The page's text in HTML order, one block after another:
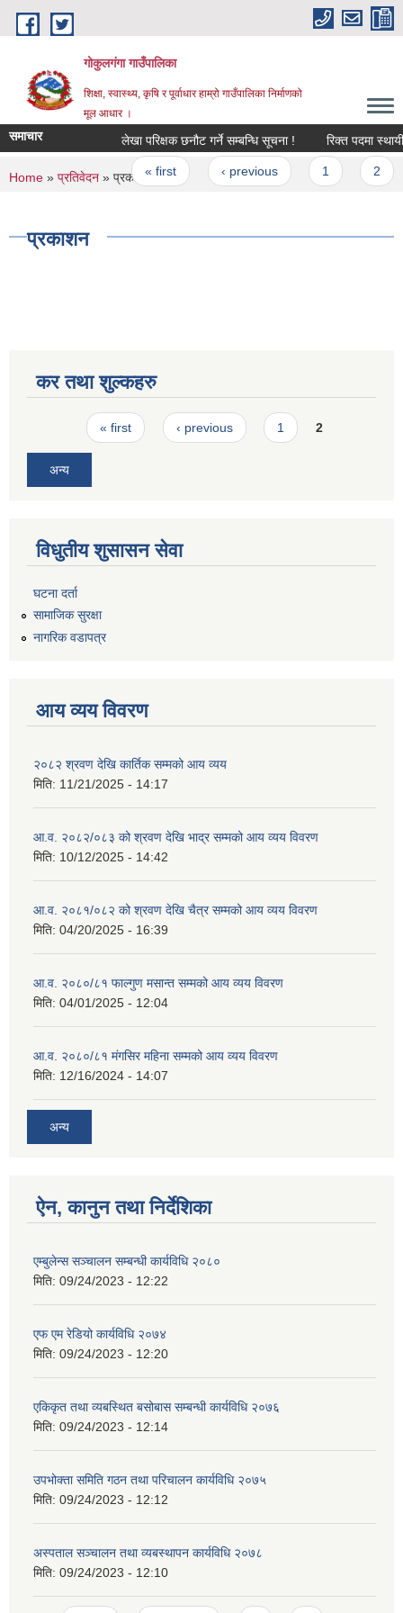
Skip to main content
गोकुलगंगा गाउँपालिका
शिक्षा, स्वास्थ्य, कृषि र पूर्वाधार हाम्रो गाउँपालिका निर्माणको
मूल आधार ।
समाचार लेखा परिक्षक छनौट गर्ने सम्बन्धि सूचना ! रिक्त पदमा
Pages
« first ‹ previous
You are here
Home » प्रतिवेदन » प्रकाशन
प्रकाशन
कर तथा शुल्कहरु
Pages« first ‹ previous 1 2
अन्य
विधुतीय शुसासन सेवा
घटना दर्ता
सामाजिक सुरक्षा
नागरिक वडापत्र
आय व्यय विवरण
२०८२ श्रवण देखि कार्तिक सम्मको आय व्यय
मिति: 11/21/2025 - 14:17
आ.व. २०८२/०८३ को श्रवण देखि भाद्र सम्मको आय व्यय विवरण
मिति: 10/12/2025 - 14:42
आ.व. २०८१/०८२ को श्रवण देखि चैत्र सम्मको आय व्यय विवरण
मिति: 04/20/2025 - 16:39
आ.व. २०८०/८१ फाल्गुण मसान्त सम्मको आय व्यय विवरण
मिति: 04/01/2025 - 12:04
आ.व. २०८०/८१ मंगसिर महिना सम्मको आय व्यय विवरण
मिति: 12/16/2024 - 14:07
अन्य
ऐन, कानुन तथा निर्देशिका
एम्बुलेन्स सञ्चालन सम्बन्धी कार्यविधि २०८०
मिति: 09/24/2023 - 12:22
एफ एम रेडियो कार्यविधि २०७४
मिति: 09/24/2023 - 12:20
एकिकृत तथा व्यबस्थित बसोबास सम्बन्धी कार्यविधि २०७६
मिति: 09/24/2023 - 12:14
उपभोक्ता समिति गठन तथा परिचालन कार्यविधि २०७५
मिति: 09/24/2023 - 12:12
अस्पताल सञ्चालन तथा व्यबस्थापन कार्यविधि २०७८
मिति: 09/24/2023 - 12:10